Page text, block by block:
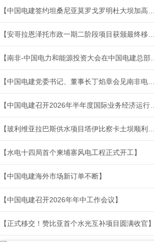
【水电十四局首个柬埔寨风电工程正式开工】
【中国电建海外市场新订单不断】
【中国电建召开2026年年中工作会议】
【正式移交！赞比亚首个水光互补项目圆满收官】